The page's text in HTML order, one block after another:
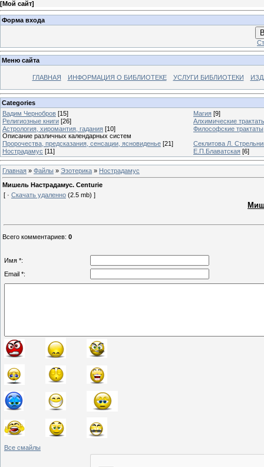
[Мой сайт]
Форма входа
Меню сайта
ГЛАВНАЯ ИНФОРМАЦИЯ О БИБЛИОТЕКЕ УСЛУГИ БИБЛИОТЕКИ
Categories
Вадим Чернобров [15] Магия [9]
Религиозные книги [26]
Алхимические
Астрология, хиромантия, гадания [10]
Описание различных календарных систем
Философские трактаты
Пророчества, предсказания, сенсации, ясновиденье [21]
Секлитова Л.
Нострадамус [11] Е.П.Блаватская [6]
Главная » Файлы » Эзотерика » Нострадамус
Мишель Настрадамус. Centurie
[ · Скачать удаленно (2.5 mb) ]
Всего комментариев: 0
Имя *:
Email *:
Все смайлы